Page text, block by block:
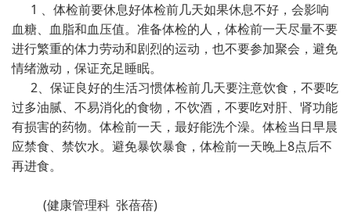
1 、体检前要休息好体检前几天如果休息不好，会影响
血糖、血脂和血压值。准备体检的人，体检前一天尽量不要
进行繁重的体力劳动和剧烈的运动，也不要参加聚会，避免
情绪激动，保证充足睡眠。
2、保证良好的生活习惯体检前几天要注意饮食，不要吃
过多油腻、不易消化的食物，不饮酒，不要吃对肝、肾功能
有损害的药物。体检前一天，最好能洗个澡。体检当日早晨
应禁食、禁饮水。避免暴饮暴食，体检前一天晚上8点后不
再进食。
(健康管理科 张蓓蓓)